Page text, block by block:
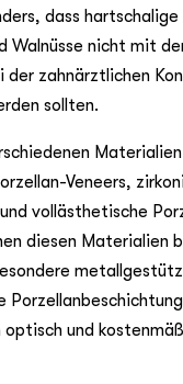
dass
Walnüsse nicht mit
der zahnärztlichen
sollten.
Veneers,
vollästhetische
diesen Materialien
optisch und